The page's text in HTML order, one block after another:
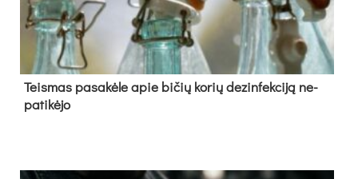
Teis­mas pa­sa­kė­le apie bi­čių ko­rių de­zin­fek­ci­ją ne­
pa­ti­kė­jo